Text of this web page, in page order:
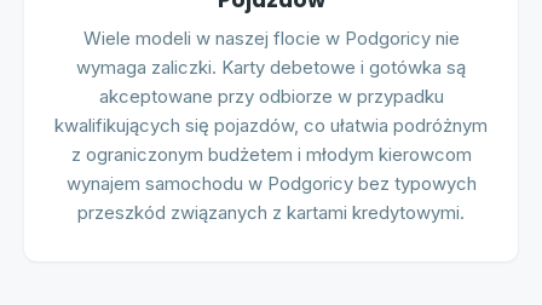
Wiele modeli w naszej flocie w Podgoricy nie
wymaga zaliczki. Karty debetowe i gotówka są
akceptowane przy odbiorze w przypadku
kwalifikujących się pojazdów, co ułatwia podróżnym
z ograniczonym budżetem i młodym kierowcom
wynajem samochodu w Podgoricy bez typowych
przeszkód związanych z kartami kredytowymi.